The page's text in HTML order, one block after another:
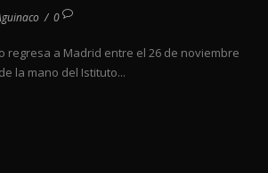
/ 0
regresa a Madrid entre el 26 de noviembre
la mano del Istituto...